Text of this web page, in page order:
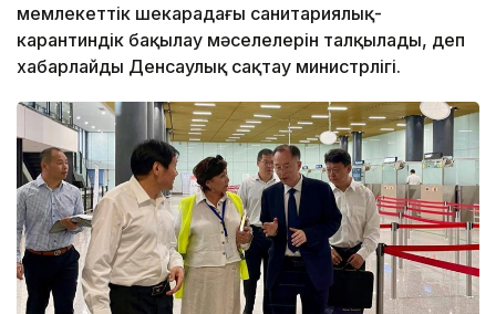
мемлекеттік шекарадағы санитариялық-
карантиндік бақылау мәселелерін талқылады, деп
хабарлайды Денсаулық сақтау министрлігі.